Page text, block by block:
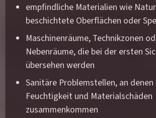
empfindliche Materialien wie
beschichtete Oberflächen oder
Maschinenräume, Technikzonen
Nebenräume, die bei der ersten
übersehen werden
Sanitäre Problemstellen, an
Feuchtigkeit und Materialschäden
zusammenkommen